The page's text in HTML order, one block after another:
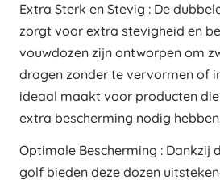
Extra Sterk en Stevig : De
zorgt voor extra stevigheid en
vouwdozen zijn ontworpen om
dragen zonder te vervormen of
ideaal maakt voor producten
extra bescherming nodig
Optimale Bescherming : Dankzij
golf bieden deze dozen